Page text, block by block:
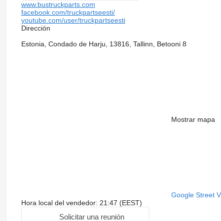
www.bustruckparts.com
facebook.com/truckpartseesti/
youtube.com/user/truckpartseesti
Dirección
Estonia, Condado de Harju, 13816, Tallinn, Betooni 8
Mostrar mapa
Google Street
Hora local del vendedor: 21:47 (EEST)
Solicitar una reunión